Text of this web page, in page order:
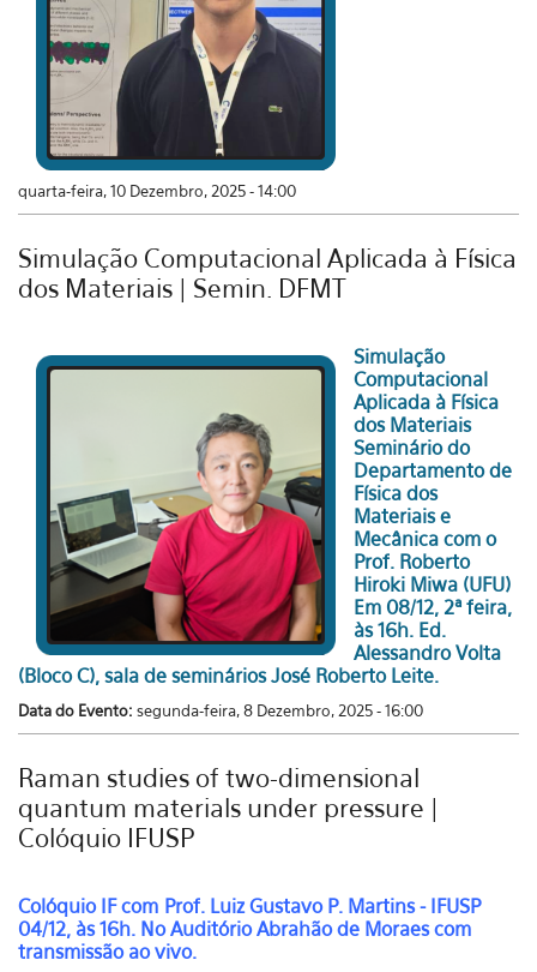
quarta-feira, 10 Dezembro, 2025 - 14:00
Simulação Computacional Aplicada à Física
dos Materiais | Semin. DFMT
Simulação
Computacional
Aplicada à Física
dos Materiais
Seminário do
Departamento de
Física dos
Materiais e
Mecânica com o
Prof. Roberto
Hiroki Miwa (UFU)
Em 08/12, 2ª feira,
às 16h. Ed.
Alessandro Volta
(Bloco C), sala de seminários José Roberto Leite.
Data do Evento: segunda-feira, 8 Dezembro, 2025 - 16:00
Raman studies of two-dimensional
quantum materials under pressure |
Colóquio IFUSP
Colóquio IF com Prof. Luiz Gustavo P. Martins - IFUSP
04/12, às 16h. No Auditório Abrahão de Moraes com
transmissão ao vivo.